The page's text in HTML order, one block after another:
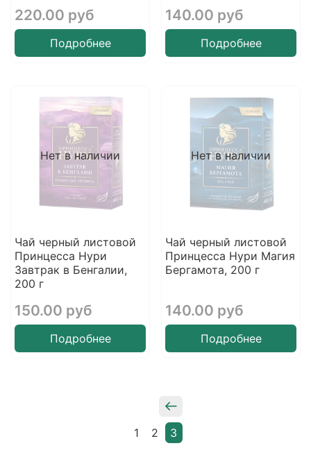
220.00 руб
Подробнее
140.00 руб
Подробнее
Нет в наличии
Чай черный листовой
Принцесса Нури
Завтрак в Бенгалии,
200 г
150.00 руб
Подробнее
Нет в наличии
Чай черный листовой
Принцесса Нури Магия
Бергамота, 200 г
140.00 руб
Подробнее
1 2 3